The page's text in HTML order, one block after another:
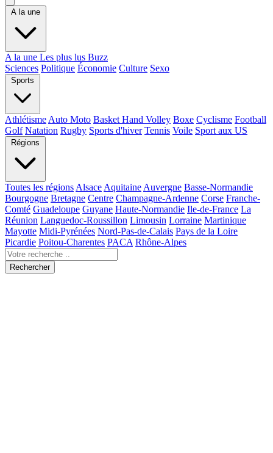
A la une
A la une Les plus lus Buzz
Sciences Politique Économie Culture Sexo
Sports
Athlétisme Auto Moto Basket Hand Volley Boxe Cyclisme Football
Golf Natation Rugby Sports d'hiver Tennis Voile Sport aux US
Régions
Toutes les régions Alsace Aquitaine Auvergne Basse-Normandie
Bourgogne Bretagne Centre Champagne-Ardenne Corse Franche-
Comté Guadeloupe Guyane Haute-Normandie Ile-de-France La
Réunion Languedoc-Roussillon Limousin Lorraine Martinique
Mayotte Midi-Pyrénées Nord-Pas-de-Calais Pays de la Loire
Picardie Poitou-Charentes PACA Rhône-Alpes
Rechercher